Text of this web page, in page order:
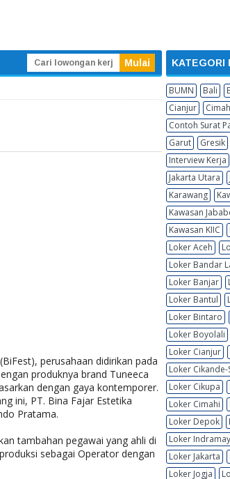
perusahaan didirikan pada
produknya brand Tuneeca
dengan gaya kontemporer.
ini, PT. Bina Fajar Estetika
Pratama.
tambahan pegawai yang ahli di
sebagai Operator dengan
KATEGORI
BUMN Bali
Cianjur
Contoh Surat
Garut
Gresik
Interview Kerja
Jakarta Utara
Karawang
Kawasan
Kawasan KIIC
Loker Aceh
Loker Bandar
Loker Banjar
Loker Bantul
Loker Bintaro
Loker Boyolali
Loker Cianjur
Loker Cikande-
Loker Cikupa
Loker Cimahi
Loker Depok
Loker
Loker Jakarta
Loker Jogja